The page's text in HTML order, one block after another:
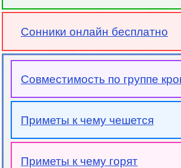
Сонники онлайн бесплатно
Совместимость по группе
Приметы к чему чешется
Приметы к чему горят